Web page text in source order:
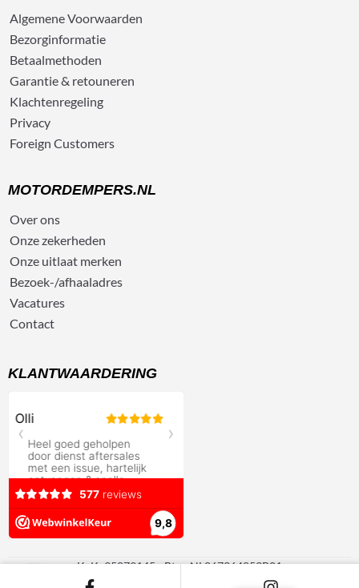
AlgemeneVoorwaarden
Bezorginformatie
Betaalmethoden
Garantie & retouneren
Klachtenregeling
Privacy
Foreign Customers
MOTORDEMPERS.NL
Over ons
Onze zekerheden
Onze uitlaat merken
Bezoek-/afhaaladres
Vacatures
Contact
KLANTWAARDERING
KvK: 95879145 - Btw: NL867364853B01